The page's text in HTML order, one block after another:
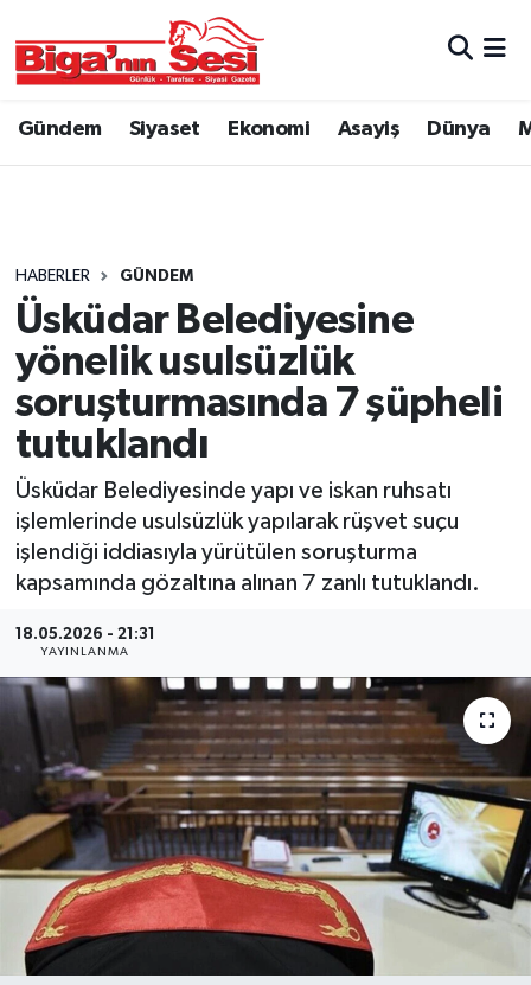
Gündem Siyaset Ekonomi Asayiş Dünya
HABERLER GÜNDEM
Üsküdar Belediyesine
yönelik usulsüzlük
soruşturmasında 7 şüpheli
tutuklandı
Üsküdar Belediyesinde yapı ve iskan ruhsatı
işlemlerinde usulsüzlük yapılarak rüşvet suçu
işlendiği iddiasıyla yürütülen soruşturma
kapsamında gözaltına alınan 7 zanlı tutuklandı.
18.05.2026 - 21:31
YAYINLANMA
Asayiş
Belediye
Dünya
Eğitim
Ekonomi
Genel
Gündem
Hava Durumu
İlan
Kültür Sanat
Magazin
Otomobil
Politika
Çanakkale Hava Durumu
Tüm Manşetler
Son Dakika Haberleri
Haber Arşivi